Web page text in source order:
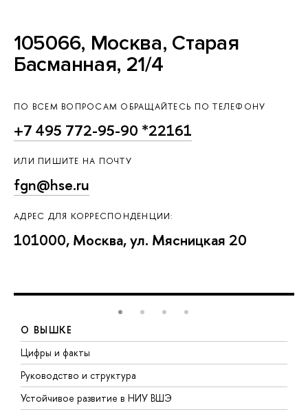
105066, Москва, Старая
Басманная, 21/4
ПО ВСЕМ ВОПРОСАМ ОБРАЩАЙТЕСЬ ПО ТЕЛЕФОНУ
+7 495 772-95-90 *22161
ИЛИ ПИШИТЕ НА ПОЧТУ
fgn@hse.ru
АДРЕС ДЛЯ КОРРЕСПОНДЕНЦИИ:
101000, Москва, ул. Мясницкая 20
О ВЫШКЕ
Цифры и факты
Руководство и структура
Устойчивое развитие в НИУ ВШЭ